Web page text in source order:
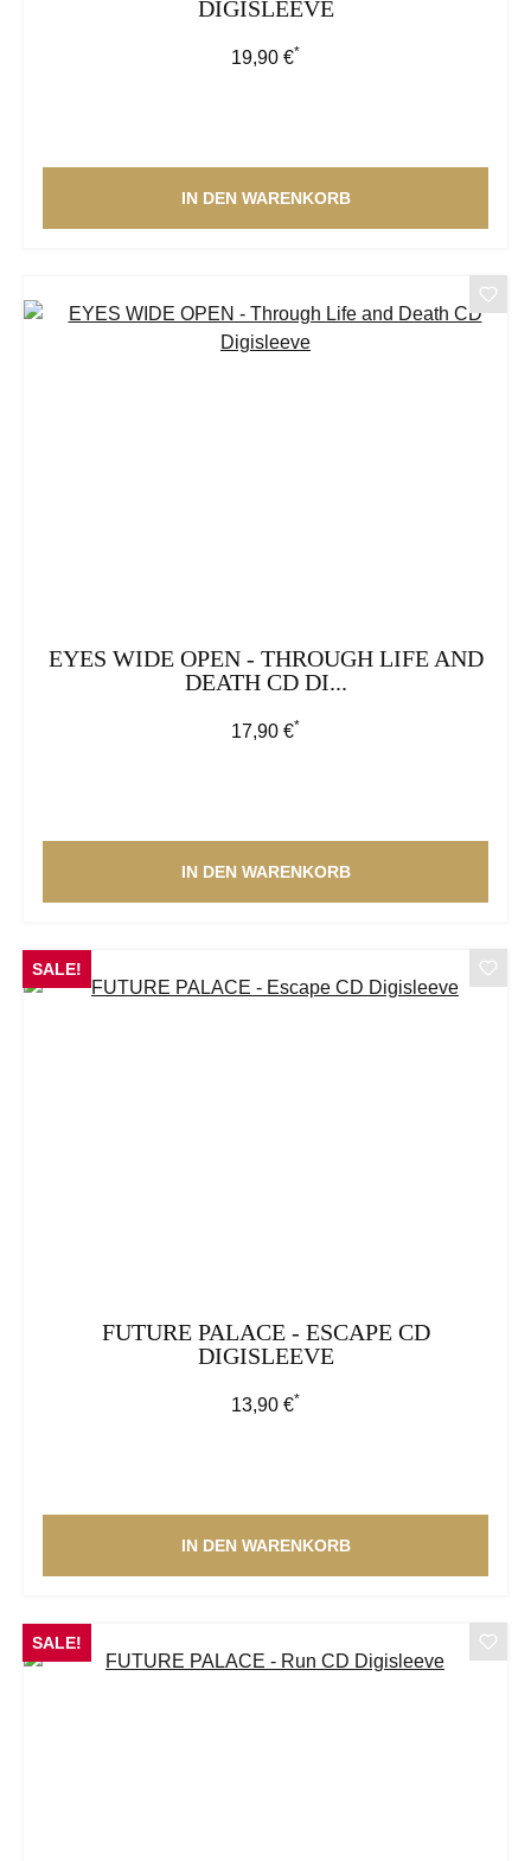
DIGISLEEVE
Regulärer Preis:
19,90 €*
IN DEN WARENKORB
EYES WIDE OPEN - THROUGH LIFE AND
DEATH CD DI...
Regulärer Preis:
17,90 €*
IN DEN WARENKORB
SALE!
FUTURE PALACE - ESCAPE CD
DIGISLEEVE
Regulärer Preis:
13,90 €*
IN DEN WARENKORB
SALE!